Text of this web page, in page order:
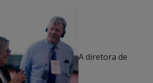
A diretora de